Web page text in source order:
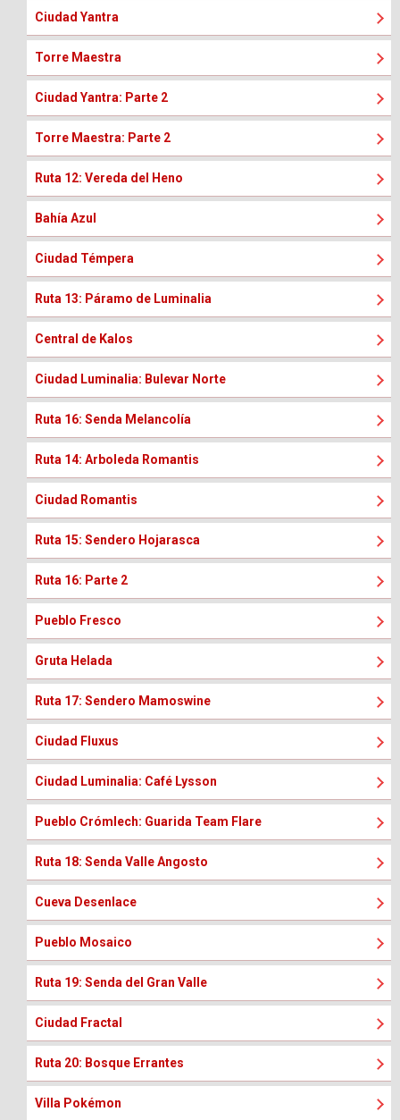
Ciudad Yantra
Torre Maestra
Ciudad Yantra: Parte 2
Torre Maestra: Parte 2
Ruta 12: Vereda del Heno
Bahía Azul
Ciudad Témpera
Ruta 13: Páramo de Luminalia
Central de Kalos
Ciudad Luminalia: Bulevar Norte
Ruta 16: Senda Melancolía
Ruta 14: Arboleda Romantis
Ciudad Romantis
Ruta 15: Sendero Hojarasca
Ruta 16: Parte 2
Pueblo Fresco
Gruta Helada
Ruta 17: Sendero Mamoswine
Ciudad Fluxus
Ciudad Luminalia: Café Lysson
Pueblo Crómlech: Guarida Team Flare
Ruta 18: Senda Valle Angosto
Cueva Desenlace
Pueblo Mosaico
Ruta 19: Senda del Gran Valle
Ciudad Fractal
Ruta 20: Bosque Errantes
Villa Pokémon